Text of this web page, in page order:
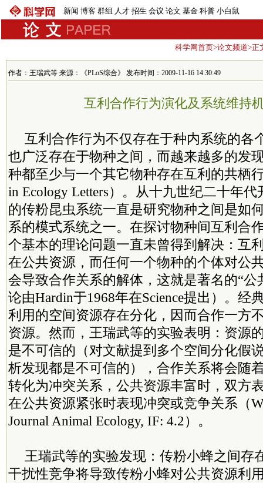
新闻 博客 群组 人才 招生 会议 论文 基金 科普 小白鼠
科学网首页>论文频道>正
作者：王瑞武等 来源：《PLoS综合》 发布时间：2009-11-16 14:30:49
互利合作行为演化及系统维持
互利合作行为不仅存在于种内系统的各
也广泛存在于物种之间，而越来越多的发
种都至少与一个其它物种存在互利的共栖
in Ecology Letters）。从十九世纪二十年
的传粉昆虫系统一直是研究物种之间是如
系的模式系统之一。在探讨物种间互利合
个基本的理论问题一直未曾得到解决：互
在公共资源，而任何一个物种的个体对公
会导致合作关系的解体，这就是著名的“公
论由Hardin于1968年在Science提出）。经
利用的空间资源存在分化，因而合作一方
资源。然而，王瑞武等的实验表明：资源
是不可信的（对文献提到多个空间分化假
析发现都是不可信的），合作关系将会随
转化为冲突关系，公共资源丰富时，双方
在公共资源紧张时表现冲突或竞争关系（
Journal Animal Ecology, IF: 4.2）。
王瑞武等的实验发现：传粉小蜂之间存
干扰性竞争将导致传粉小蜂对公共资源利